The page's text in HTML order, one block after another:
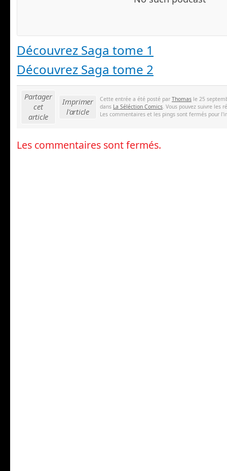
Découvrez Saga tome 1
Découvrez Saga tome 2
Partager
cet
article
Imprimer
l'article
Cette entrée a été posté par Thomas le 25
dans La Séléction Comics . Vous pouvez suivre les
Les commentaires et les pings sont fermés pour
Les commentaires sont fermés.